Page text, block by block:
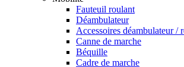
Fauteuil roulant
Déambulateur
Accessoires déambulateur /
Canne de marche
Béquille
Cadre de marche